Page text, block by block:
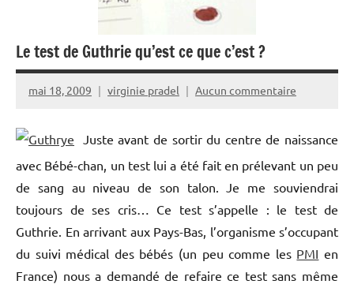
Le test de Guthrie qu’est ce que c’est ?
mai 18, 2009 virginie pradel Aucun commentaire
Juste avant de sortir du centre de naissance
avec Bébé-chan, un test lui a été fait en prélevant un peu
de sang au niveau de son talon. Je me souviendrai
toujours de ses cris… Ce test s’appelle : le test de
Guthrie. En arrivant aux Pays-Bas, l’organisme s’occupant
du suivi médical des bébés (un peu comme les PMI en
France) nous a demandé de refaire ce test sans même